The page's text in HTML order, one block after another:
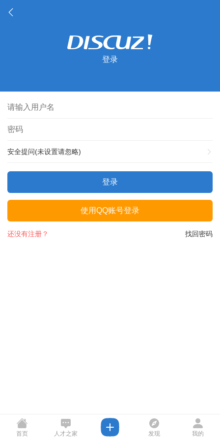
登录
安全提问(未设置请忽略)
登录
使用QQ账号登录
找回密码
还没有注册？
首页 人才之家 发现 我的